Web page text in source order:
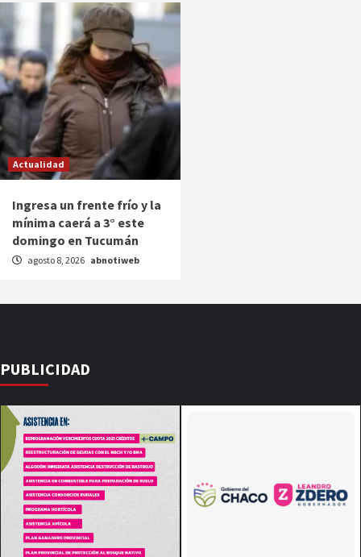
Actualidad
Ingresa un frente frío y la
mínima caerá a 3° este
domingo en Tucumán
agosto 8, 2026 abnotiweb
PUBLICIDAD